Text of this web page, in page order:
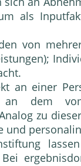
als
von
an einer
dem vom
zu
und
Bei